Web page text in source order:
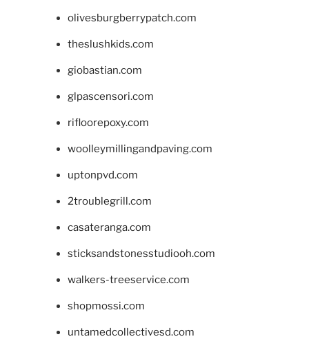
olivesburgberrypatch.com
theslushkids.com
giobastian.com
glpascensori.com
rifloorepoxy.com
woolleymillingandpaving.com
uptonpvd.com
2troublegrill.com
casateranga.com
sticksandstonesstudiooh.com
walkers-treeservice.com
shopmossi.com
untamedcollectivesd.com